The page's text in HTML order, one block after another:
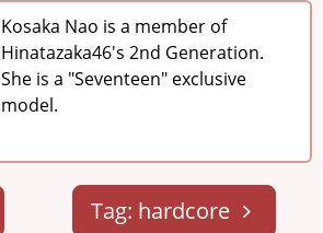
Kosaka Nao is a member of
Hinatazaka46's 2nd Generation.
She is a "Seventeen" exclusive
model.
Tag: hardcore